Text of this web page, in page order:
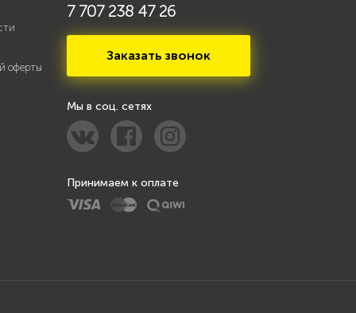
оферты
7 707 238 47 26
Заказать звонок
Мы в соц. сетях
Принимаем к оплате